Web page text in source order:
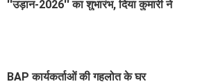
''उड़ान-2026'' का शुभारंभ, दिया कुमारी ने
BAP कार्यकर्ताओं की गहलोत के घर